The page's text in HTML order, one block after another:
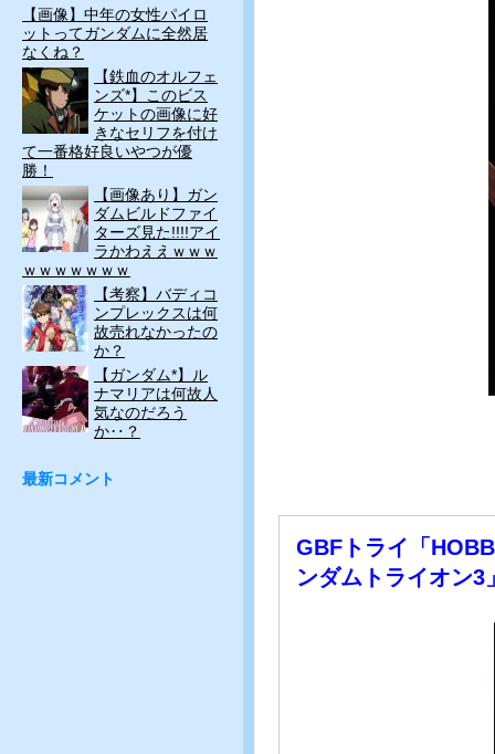
GBFトライ「
ンダムトライオン3
【画像】中年の女性パイロ
ットってガンダムに全然居
なくね？
【鉄血のオルフェ
ンズ*】このビス
ケットの画像に好
きなセリフを付け
て一番格好良いやつが優
勝！
【画像あり】ガン
ダムビルドファイ
ターズ見た!!!!アイ
ラかわええｗｗｗ
ｗｗｗｗｗｗｗ
【考察】バディコ
ンプレックスは何
故売れなかったの
か？
【ガンダム*】ル
ナマリアは何故人
気なのだろう
か‥？
最新コメント